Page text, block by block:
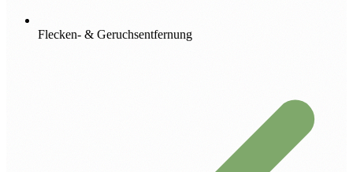
Flecken- & Geruchsentfernung